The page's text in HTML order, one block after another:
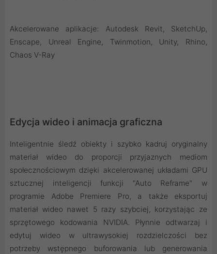
Akcelerowane aplikacje: Autodesk Revit, SketchUp,
Enscape, Unreal Engine, Twinmotion, Unity, Rhino,
Chaos V-Ray
Edycja wideo i animacja graficzna
Inteligentnie śledź obiekty i szybko kadruj oryginalny
materiał wideo do proporcji przyjaznych mediom
społecznościowym dzięki akcelerowanej układami GPU
sztucznej inteligencji funkcji "Auto Reframe" w
programie Adobe Premiere Pro, a także eksportuj
materiał wideo nawet 5 razy szybciej, korzystając ze
sprzętowego kodowania NVIDIA. Płynnie odtwarzaj i
edytuj wideo w ultrawysokiej rozdzielczości bez
potrzeby wstępnego buforowania lub generowania